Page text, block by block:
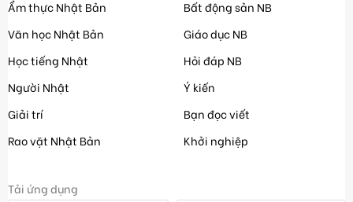
Ẩm thực Nhật Bản
Văn học Nhật Bản
Học tiếng Nhật
Người Nhật
Giải trí
Rao vặt Nhật Bản
Bất động sản NB
Giáo dục NB
Hỏi đáp NB
Ý kiến
Bạn đọc viết
Khởi nghiệp
Tải ứng dụng